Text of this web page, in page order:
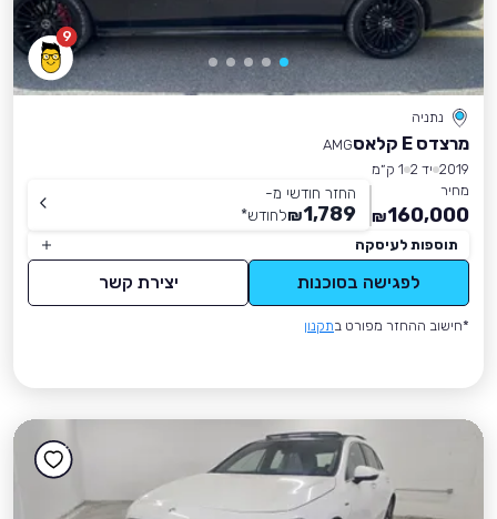
9
נתניה
מרצדס E קלאס
AMG
2019 יד 2
1 ק״מ
מחיר
160,000
₪
החזר חודשי מ-
1,789
₪לחודש*
תוספות לעיסקה
לפגישה בסוכנות יצירת קשר
*חישוב ההחזר מפורט בתקנון